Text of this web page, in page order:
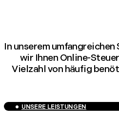
In unserem
wir Ihnen Online-
Vielzahl von häufig
UNSERE LEISTUNGEN